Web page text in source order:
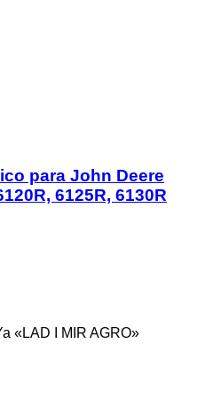
para John Deere
6125R, 6130R
«LAD I MIR AGRO»